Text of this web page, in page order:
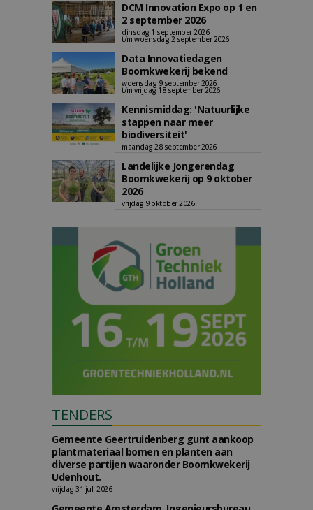
DCM Innovation Expo op 1 en
2 september 2026
dinsdag 1 september 2026
t/m woensdag 2 september 2026
Data Innovatiedagen
Boomkwekerij bekend
woensdag 9 september 2026
t/m vrijdag 18 september 2026
Kennismiddag: 'Natuurlijke
stappen naar meer
biodiversiteit'
maandag 28 september 2026
Landelijke Jongerendag
Boomkwekerij op 9 oktober
2026
vrijdag 9 oktober 2026
TENDERS
Gemeente Geertruidenberg gunt aankoop
plantmateriaal bomen en planten aan
diverse partijen waaronder Boomkwekerij
Udenhout.
vrijdag 31 juli 2026